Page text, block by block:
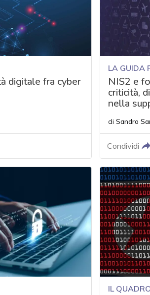
digitale fra cyber
LA GUIDA
NIS2 e
criticità,
nella
di Sandro
Condividi
IL